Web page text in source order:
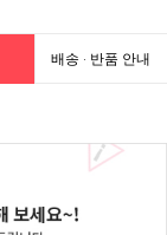
배송 · 반품 안내